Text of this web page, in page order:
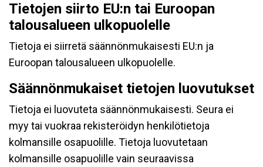
Tietojen siirto EU:n tai Euroopan
talousalueen ulkopuolelle
Tietoja ei siirretä säännönmukaisesti EU:n ja
Euroopan talousalueen ulkopuolelle.
Säännönmukaiset tietojen luovutukset
Tietoja ei luovuteta säännönmukaisesti. Seura ei
myy tai vuokraa rekisteröidyn henkilötietoja
kolmansille osapuolille. Tietoja luovutetaan
kolmansille osapuolille vain seuraavissa